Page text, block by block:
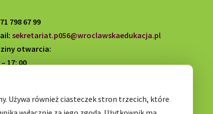
798 67 99
sekretariat.p056@wroclawskaedukacja.pl
otwarcia:
17: 00
Używa również ciasteczek stron trzecich, które